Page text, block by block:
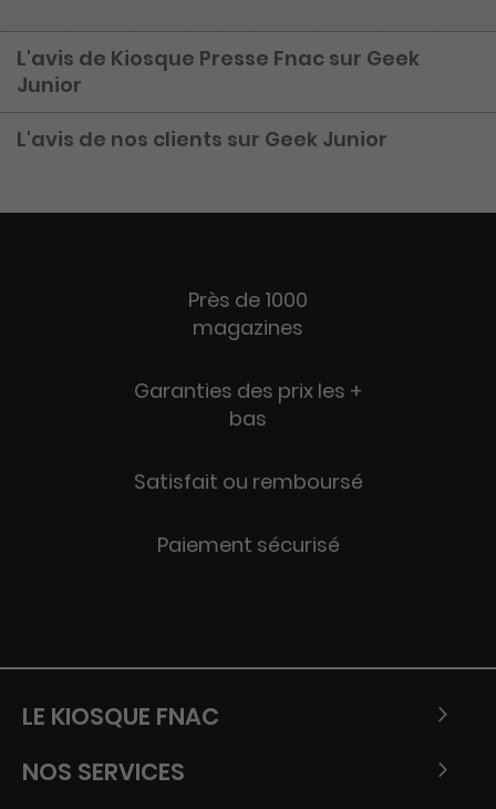
L'avis de Kiosque Presse Fnac sur Geek
Junior
L'avis de nos clients sur Geek Junior
Près de 1000
magazines
Garanties des prix les +
bas
Satisfait ou remboursé
Paiement sécurisé
LE KIOSQUE FNAC
NOS SERVICES